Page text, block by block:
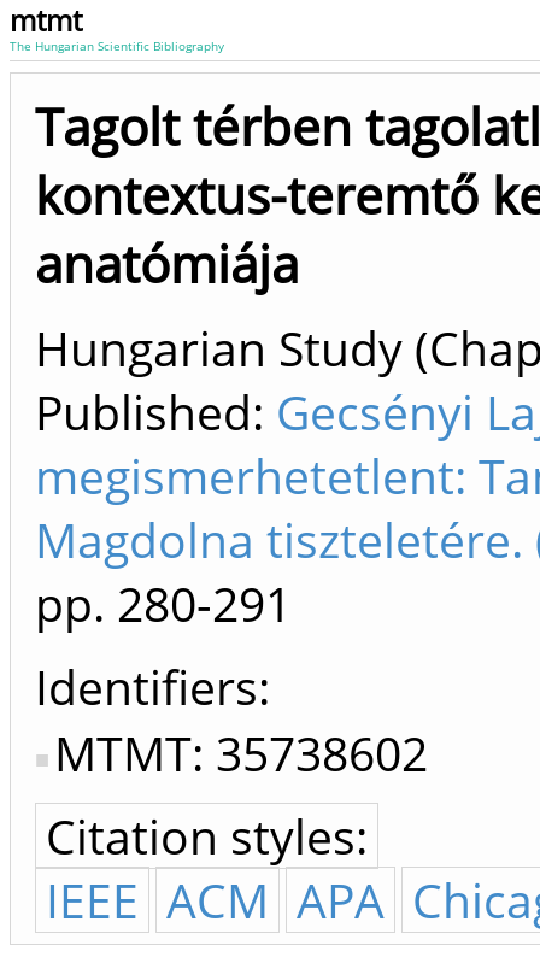
mtmt
The Hungarian Scientific Bibliography
Tagolt térben
kontextus-teremtő
anatómiája
Hungarian Study
Published: Gecsényi
megismerhetetlent:
Magdolna tiszteletére.
pp. 280-291
Identifiers
MTMT: 35738602
Citation styles:
IEEE ACM APA